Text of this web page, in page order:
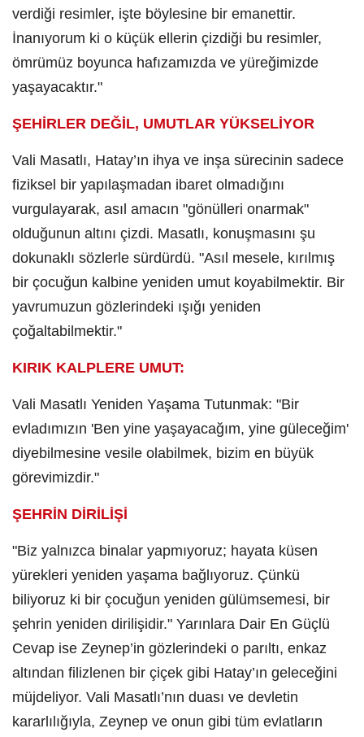
verdiği resimler, işte böylesine bir emanettir.
İnanıyorum ki o küçük ellerin çizdiği bu resimler,
ömrümüz boyunca hafızamızda ve yüreğimizde
yaşayacaktır."
ŞEHİRLER DEĞİL, UMUTLAR YÜKSELİYOR
Vali Masatlı, Hatay’ın ihya ve inşa sürecinin sadece
fiziksel bir yapılaşmadan ibaret olmadığını
vurgulayarak, asıl amacın "gönülleri onarmak"
olduğunun altını çizdi. Masatlı, konuşmasını şu
dokunaklı sözlerle sürdürdü. "Asıl mesele, kırılmış
bir çocuğun kalbine yeniden umut koyabilmektir. Bir
yavrumuzun gözlerindeki ışığı yeniden
çoğaltabilmektir."
KIRIK KALPLERE UMUT:
Vali Masatlı Yeniden Yaşama Tutunmak: "Bir
evladımızın 'Ben yine yaşayacağım, yine güleceğim'
diyebilmesine vesile olabilmek, bizim en büyük
görevimizdir."
ŞEHRİN DİRİLİŞİ
"Biz yalnızca binalar yapmıyoruz; hayata küsen
yürekleri yeniden yaşama bağlıyoruz. Çünkü
biliyoruz ki bir çocuğun yeniden gülümsemesi, bir
şehrin yeniden dirilişidir." Yarınlara Dair En Güçlü
Cevap ise Zeynep’in gözlerindeki o parıltı, enkaz
altından filizlenen bir çiçek gibi Hatay’ın geleceğini
müjdeliyor. Vali Masatlı’nın duası ve devletin
kararlılığıyla, Zeynep ve onun gibi tüm evlatların